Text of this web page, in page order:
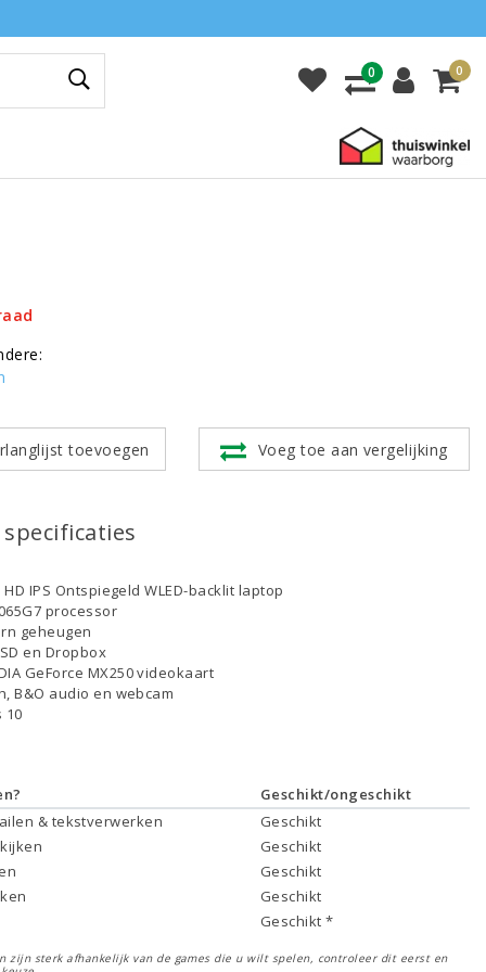
0 0
toevoegen Voeg toe aan vergelijking
HD IPS Ontspiegeld WLED-backlit laptop
processor
geheugen
en Dropbox
GeForce MX250 videokaart
B&O audio en webcam
10
Geschikt/ongeschikt
& tekstverwerken
Geschikt
Geschikt
Geschikt
Geschikt
Geschikt *
zijn sterk afhankelijk van de games die u wilt spelen, controleer dit eerst en